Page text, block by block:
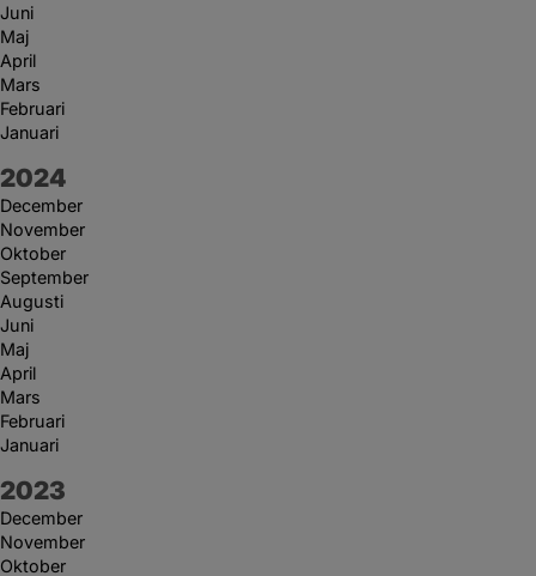
Juni
Maj
April
Mars
Februari
Januari
År:
2024
December
November
Oktober
September
Augusti
Juni
Maj
April
Mars
Februari
Januari
År:
2023
December
November
Oktober